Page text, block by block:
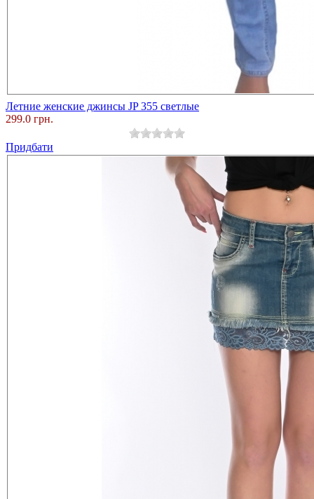
Летние женские джинсы JP 355 светлые
299.0 грн.
Придбати